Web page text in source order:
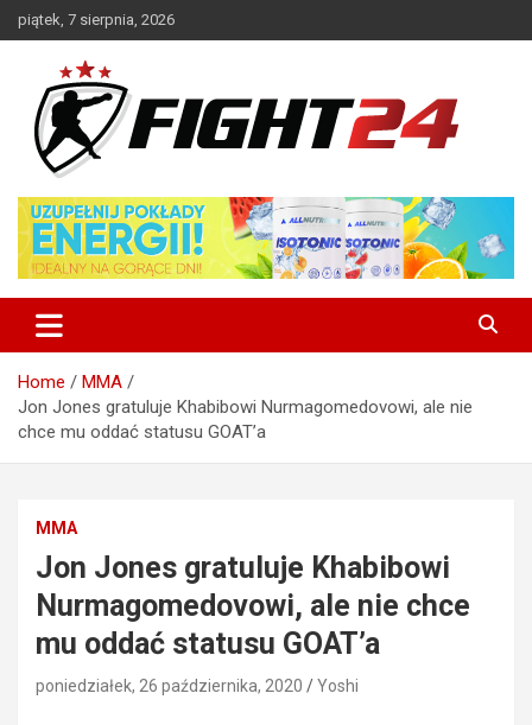
Skip
to
piątek, 7 sierpnia, 2026
FIGHT24.PL – MMA i K-1, UFC
Home
MMA
Jon Jones gratuluje Khabibowi Nurmagomedovowi, ale nie
chce mu oddać statusu GOAT’a
MMA
Jon Jones gratuluje Khabibowi
Nurmagomedovowi, ale nie chce
mu oddać statusu GOAT’a
poniedziałek, 26 października, 2020 Yoshi